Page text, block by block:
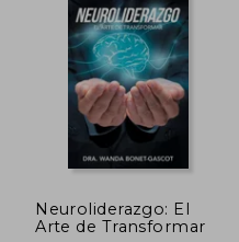
dcto. S/ 93,40
Neuroliderazgo: El
Arte de Transformar